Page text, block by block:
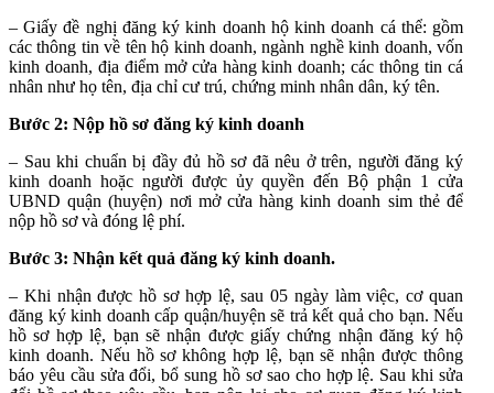
– Giấy đề nghị đăng ký kinh doanh hộ kinh doanh cá thể: gồm
các thông tin về tên hộ kinh doanh, ngành nghề kinh doanh, vốn
kinh doanh, địa điểm mở cửa hàng kinh doanh; các thông tin cá
nhân như họ tên, địa chỉ cư trú, chứng minh nhân dân, ký tên.
Bước 2: Nộp hồ sơ đăng ký kinh doanh
– Sau khi chuẩn bị đầy đủ hồ sơ đã nêu ở trên, người đăng ký
kinh doanh hoặc người được ủy quyền đến Bộ phận 1 cửa
UBND quận (huyện) nơi mở cửa hàng kinh doanh sim thẻ để
nộp hồ sơ và đóng lệ phí.
Bước 3: Nhận kết quả đăng ký kinh doanh.
– Khi nhận được hồ sơ hợp lệ, sau 05 ngày làm việc, cơ quan
đăng ký kinh doanh cấp quận/huyện sẽ trả kết quả cho bạn. Nếu
hồ sơ hợp lệ, bạn sẽ nhận được giấy chứng nhận đăng ký hộ
kinh doanh. Nếu hồ sơ không hợp lệ, bạn sẽ nhận được thông
báo yêu cầu sửa đổi, bổ sung hồ sơ sao cho hợp lệ. Sau khi sửa